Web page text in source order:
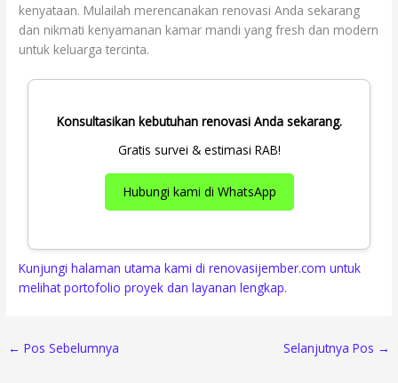
kenyataan. Mulailah merencanakan renovasi Anda sekarang
dan nikmati kenyamanan kamar mandi yang fresh dan modern
untuk keluarga tercinta.
Konsultasikan kebutuhan renovasi Anda sekarang.
Gratis survei & estimasi RAB!
Hubungi kami di WhatsApp
Kunjungi halaman utama kami di renovasijember.com untuk
melihat portofolio proyek dan layanan lengkap.
← Pos Sebelumnya Selanjutnya Pos →